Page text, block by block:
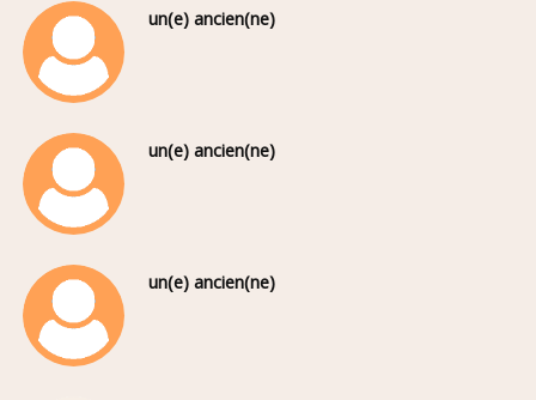
un(e) ancien(ne)
un(e) ancien(ne)
un(e) ancien(ne)